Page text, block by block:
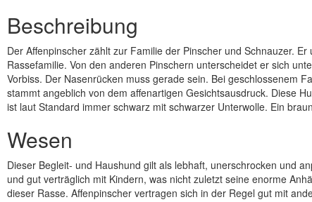
Beschreibung
Der Affenpinscher zählt zur Familie der Pinscher und Schnauzer.
Rassefamilie. Von den anderen Pinschern unterscheidet er sich
Vorbiss. Der Nasenrücken muss gerade sein. Bei geschlossenem
stammt angeblich von dem affenartigen Gesichtsausdruck. Diese
ist laut Standard immer schwarz mit schwarzer Unterwolle. Ein
Wesen
Dieser Begleit- und Haushund gilt als lebhaft, unerschrocken und
und gut verträglich mit Kindern, was nicht zuletzt seine enorme
dieser Rasse. Affenpinscher vertragen sich in der Regel gut mit